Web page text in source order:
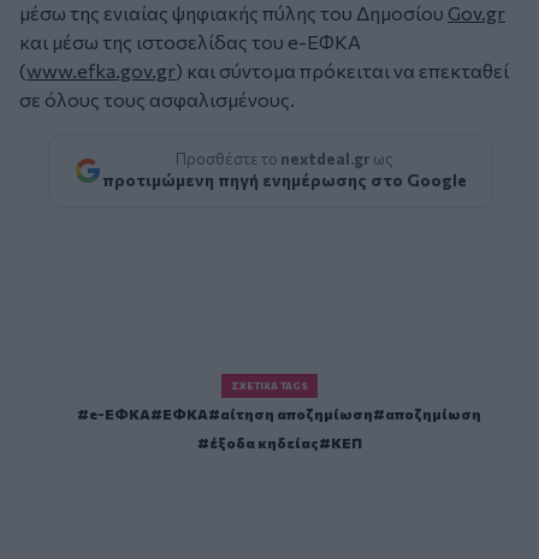
μέσω της ενιαίας ψηφιακής πύλης του Δημοσίου Gov.gr
και μέσω της ιστοσελίδας του e-ΕΦΚΑ
(www.efka.gov.gr) και σύντομα πρόκειται να επεκταθεί
σε όλους τους ασφαλισμένους.
Προσθέστε το nextdeal.gr ως
προτιμώμενη πηγή ενημέρωσης στο Google
ΣΧΕΤΙΚΆ TAGS
e-ΕΦΚΑ ΕΦΚΑ αίτηση αποζημίωση
αποζημίωση
έξοδα κηδείας
ΚΕΠ